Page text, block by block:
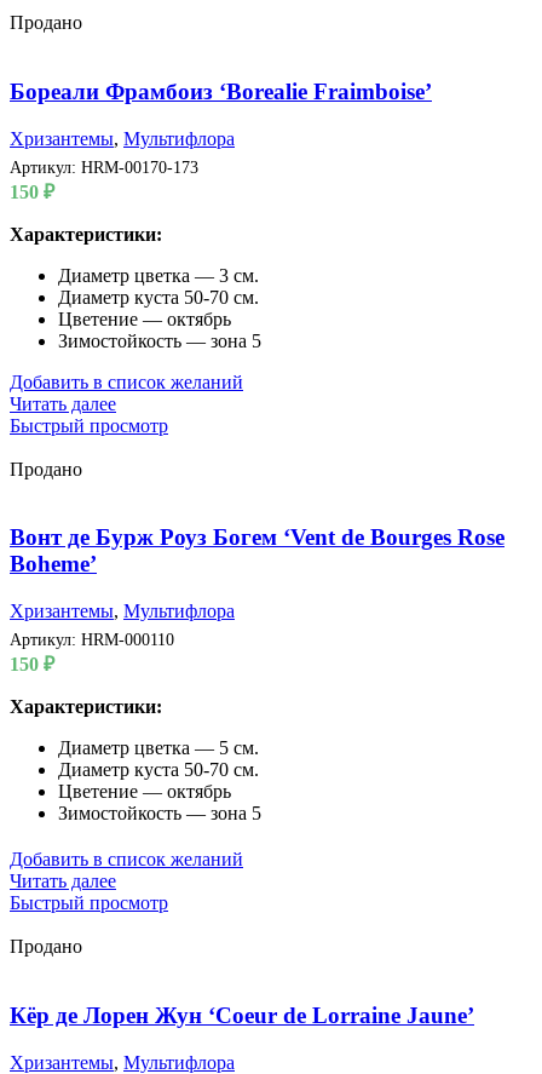
Продано
Бореали Фрамбоиз ‘Borealie Fraimboise’
Хризантемы, Мультифлора
Артикул: HRM-00170-173
150 ₽
Характеристики:
Диаметр цветка — 3 см.
Диаметр куста 50-70 см.
Цветение — октябрь
Зимостойкость — зона 5
Добавить в список желаний
Читать далее
Быстрый просмотр
Продано
Вонт де Бурж Роуз Богем ‘Vent de Bourges Rose
Boheme’
Хризантемы, Мультифлора
Артикул: HRM-000110
150 ₽
Характеристики:
Диаметр цветка — 5 см.
Диаметр куста 50-70 см.
Цветение — октябрь
Зимостойкость — зона 5
Добавить в список желаний
Читать далее
Быстрый просмотр
Продано
Кёр де Лорен Жун ‘Coeur de Lorraine Jaune’
Хризантемы, Мультифлора